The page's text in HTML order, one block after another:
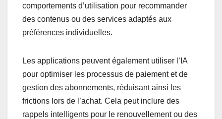
comportements d’utilisation pour recommander
des contenus ou des services adaptés aux
préférences individuelles.
Les applications peuvent également utiliser l’IA
pour optimiser les processus de paiement et de
gestion des abonnements, réduisant ainsi les
frictions lors de l’achat. Cela peut inclure des
rappels intelligents pour le renouvellement ou des